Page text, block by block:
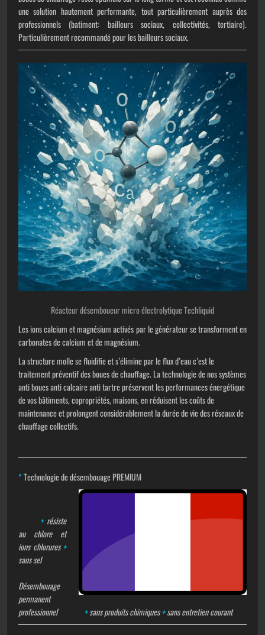
une solution hautement performante, tout particulièrement auprès des
professionnels (batiment: bailleurs sociaux, collectivités, tertiaire).
Particulièrement recommandé pour les bailleurs sociaux.
Réacteur désemboueur micro électrolytique Techliquid
Les ions calcium et magnésium activés par le générateur se transforment en
carbonates de calcium et de magnésium.
La structure molle se fluidifie et s’élimine par le flux d’eau c’est le
traitement préventif des boues de chauffage. La technologie de nos systèmes
anti boues anti calcaire anti tartre préservent les performances énergétique
de vos bâtiments, copropriétés, maisons, en réduisent les coûts de
maintenance et prolongent considérablement la durée de vie des réseaux de
chauffage collectifs.
*Technologie de désembouage PREMIUM
+ résiste
au chlore et
ions chlorures+
sans sel
Désembouage
permanent
professionnel+sans produits chimiques+sans entretien courant